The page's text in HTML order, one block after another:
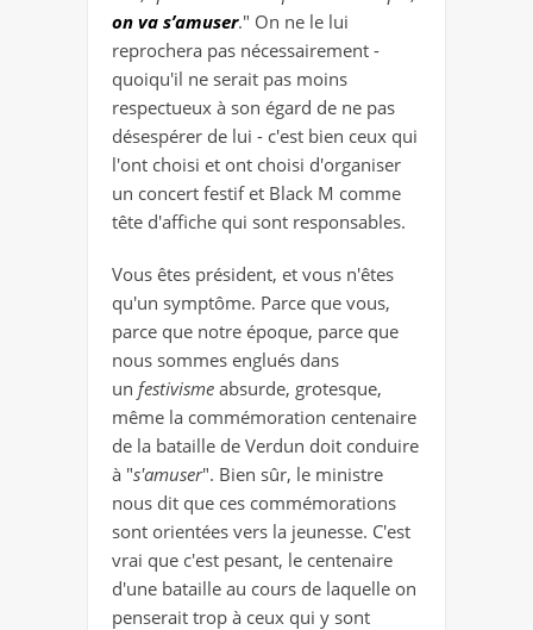
on va s’amuser." On ne le lui
reprochera pas nécessairement -
quoiqu'il ne serait pas moins
respectueux à son égard de ne pas
désespérer de lui - c'est bien ceux qui
l'ont choisi et ont choisi d'organiser
un concert festif et Black M comme
tête d'affiche qui sont responsables.
Vous êtes président, et vous n'êtes
qu'un symptôme. Parce que vous,
parce que notre époque, parce que
nous sommes englués dans
un festivisme absurde, grotesque,
même la commémoration centenaire
de la bataille de Verdun doit conduire
à "s'amuser". Bien sûr, le ministre
nous dit que ces commémorations
sont orientées vers la jeunesse. C'est
vrai que c'est pesant, le centenaire
d'une bataille au cours de laquelle on
penserait trop à ceux qui y sont